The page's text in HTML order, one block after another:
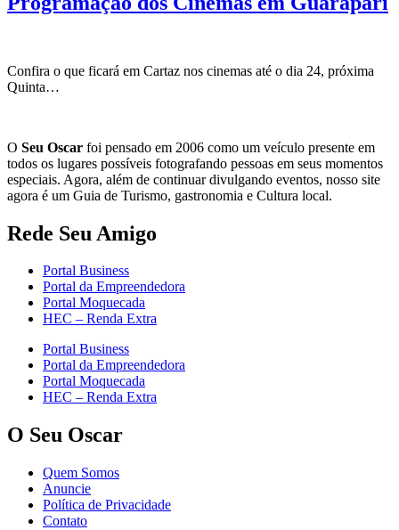
Confira o que ficará em Cartaz nos cinemas até o dia 24, próxima
Quinta…
O Seu Oscar foi pensado em 2006 como um veículo presente em
todos os lugares possíveis fotografando pessoas em seus momentos
especiais. Agora, além de continuar divulgando eventos, nosso site
agora é um Guia de Turismo, gastronomia e Cultura local.
Rede Seu Amigo
Portal Business
Portal da Empreendedora
Portal Moquecada
HEC – Renda Extra
Portal Business
Portal da Empreendedora
Portal Moquecada
HEC – Renda Extra
O Seu Oscar
Quem Somos
Anuncie
Política de Privacidade
Contato